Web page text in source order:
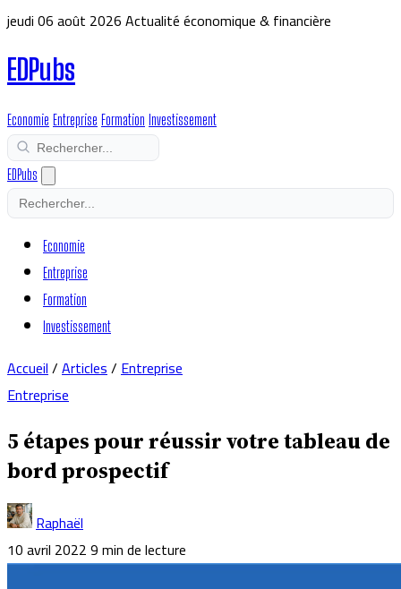
jeudi 06 août 2026Actualité économique & financière
EDPubs
Economie Entreprise Formation Investissement
EDPubs
Economie
Entreprise
Formation
Investissement
Accueil/Articles/Entreprise
Entreprise
5 étapes pour réussir votre tableau de
bord prospectif
Raphaël
10 avril 20229 min de lecture